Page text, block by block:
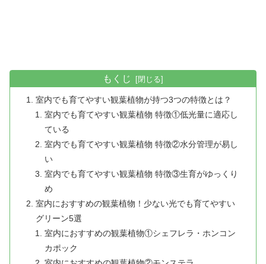
もくじ
室内でも育てやすい観葉植物が持つ3つの特徴とは？
室内でも育てやすい観葉植物 特徴①低光量に適応し
ている
室内でも育てやすい観葉植物 特徴②水分管理が易し
い
室内でも育てやすい観葉植物 特徴③生育がゆっくり
め
室内におすすめの観葉植物！少ない光でも育てやすい
グリーン5選
室内におすすめの観葉植物①シェフレラ・ホンコン
カポック